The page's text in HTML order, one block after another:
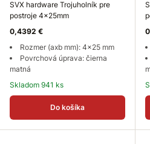
SVX hardware Trojuholník pre
postroje 4x25mm
0,4392 €
Rozmer (axb mm): 4x25 mm
Povrchová úprava: čierna
matná
Skladom 941 ks
Do košíka